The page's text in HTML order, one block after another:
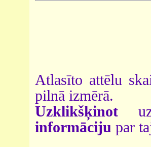
Atlasīto attēlu
pilnā izmērā.
Uzklikšķinot
informāciju par